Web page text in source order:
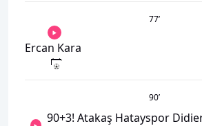
77’
Ercan Kara
90’
90+3! Atakaş Hatayspor